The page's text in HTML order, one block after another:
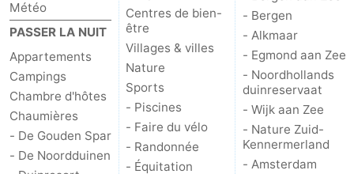
Météo
PASSER LA NUIT
Appartements
Campings
Chambre d'hôtes
Chaumières
- De Gouden Spar
- De Noordduinen
Centres de bien-
être
Villages & villes
Nature
Sports
- Piscines
- Faire du vélo
- Randonnée
- Équitation
- Bergen
- Alkmaar
- Egmond aan Zee
- Noordhollands
duinreservaat
- Wijk aan Zee
- Nature Zuid-
Kennermerland
- Amsterdam